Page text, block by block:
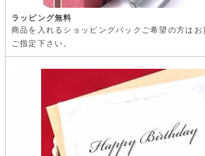
ラッピング無料
商品を入れるショッピングバックご希望の方はお
ご指定下さい。